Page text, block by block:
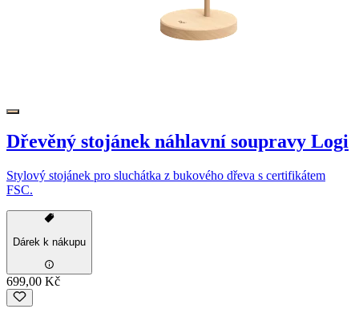
Dřevěný stojánek náhlavní soupravy Logi
Stylový stojánek pro sluchátka z bukového dřeva s certifikátem
FSC.
Dárek k nákupu
699,00 Kč